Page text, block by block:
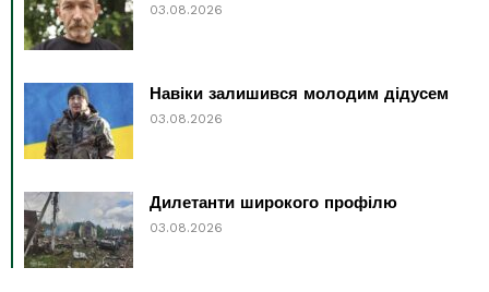
03.08.2026
Навіки залишився молодим дідусем
03.08.2026
Дилетанти широкого профілю
03.08.2026